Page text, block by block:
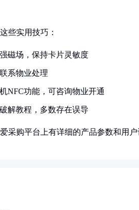
些实用技巧：
磁场，保持卡片灵敏度
系物业处理
NFC功能，可咨询物业开通
解教程，多数存在误导
采购平台上有详细的产品参数和用户